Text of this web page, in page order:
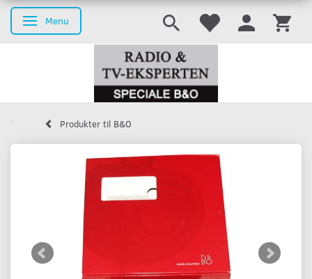
Skifte navigation
Menu
Produkter til B&O